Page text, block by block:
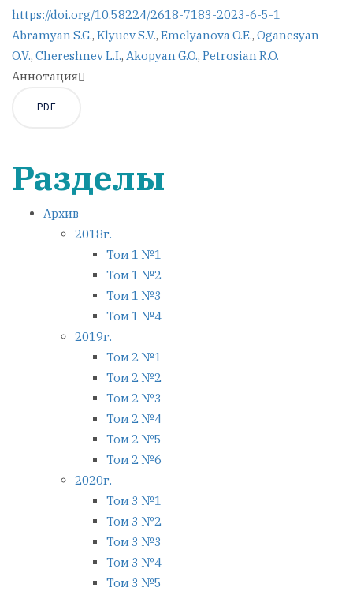
https://doi.org/10.58224/2618-7183-2023-6-5-1
Abramyan S.G., Klyuev S.V., Emelyanova O.E., Oganesyan
O.V., Chereshnev L.I., Akopyan G.O., Petrosian R.O.
Аннотация
PDF
Разделы
Архив
2018г.
Том 1 №1
Том 1 №2
Том 1 №3
Том 1 №4
2019г.
Том 2 №1
Том 2 №2
Том 2 №3
Том 2 №4
Том 2 №5
Том 2 №6
2020г.
Том 3 №1
Том 3 №2
Том 3 №3
Том 3 №4
Том 3 №5